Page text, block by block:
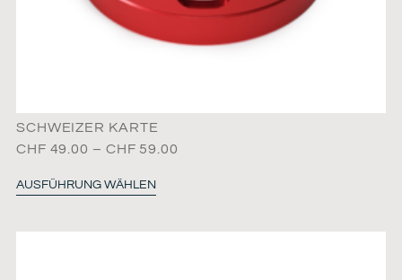
SCHWEIZER KARTE
CHF 49.00 – CHF 59.00
AUSFÜHRUNG WÄHLEN